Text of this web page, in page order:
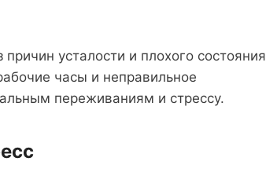
усталости и плохого состояния
часы и неправильное
переживаниям и стрессу.